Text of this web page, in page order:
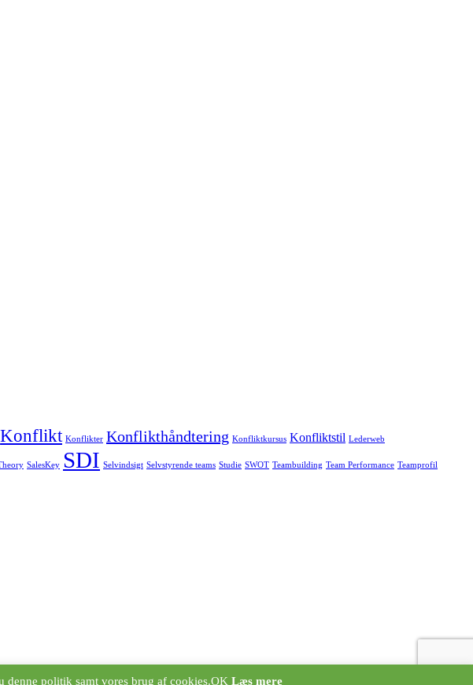
Konflikt Konflikter Konflikthåndtering Konfliktkursus Konfliktstil Lederweb
SalesKey SDI Selvindsigt Selvstyrende teams Studie SWOT Teambuilding Team Performance Teamprofil
denne politik samt vores brug af cookies.OK Læs mere